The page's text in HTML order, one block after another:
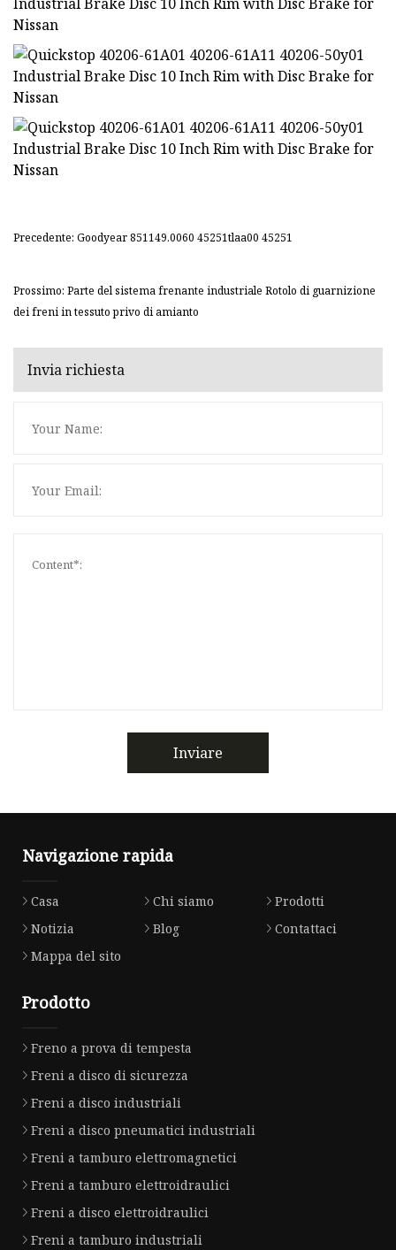
Precedente: Goodyear 851149.0060 45251tlaa00 45251
Prossimo: Parte del sistema frenante industriale Rotolo di guarnizione
dei freni in tessuto privo di amianto
Invia richiesta
Inviare
Navigazione rapida
Casa Chi siamo
Prodotti
Notizia
Blog
Contattaci
Mappa del sito
Prodotto
Freno a prova di tempesta
Freni a disco di sicurezza
Freni a disco industriali
Freni a disco pneumatici industriali
Freni a tamburo elettromagnetici
Freni a tamburo elettroidraulici
Freni a disco elettroidraulici
Freni a tamburo industriali